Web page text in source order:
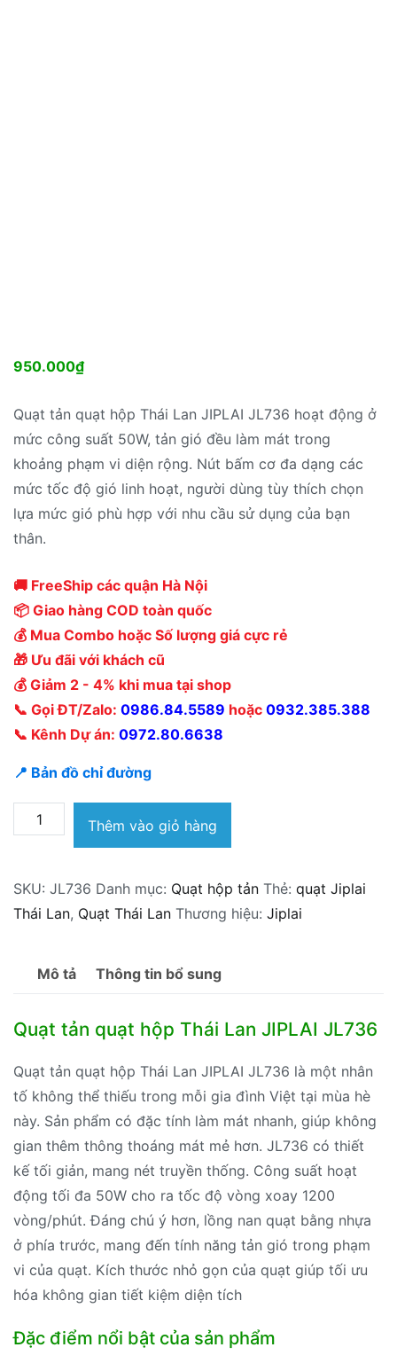
950.000₫
Quạt tản quạt hộp Thái Lan JIPLAI JL736 hoạt động ở
mức công suất 50W, tản gió đều làm mát trong
khoảng phạm vi diện rộng. Nút bấm cơ đa dạng các
mức tốc độ gió linh hoạt, người dùng tùy thích chọn
lựa mức gió phù hợp với nhu cầu sử dụng của bạn
thân.
🚚 FreeShip các quận Hà Nội
📦 Giao hàng COD toàn quốc
💰 Mua Combo hoặc Số lượng giá cực rẻ
🎁 Ưu đãi với khách cũ
💰 Giảm 2 - 4% khi mua tại shop
📞 Gọi ĐT/Zalo: 0986.84.5589 hoặc 0932.385.388
📞 Kênh Dự án: 0972.80.6638
📍 Bản đồ chỉ đường
Quạt
tản
hộp
Thái
JIPLAI
lượng
Thêm vào giỏ hàng
SKU: JL736 Danh mục: Quạt hộp tản Thẻ: quạt Jiplai
Thái Lan, Quạt Thái Lan Thương hiệu: Jiplai
Mô tả Thông tin bổ sung
Quạt tản quạt hộp Thái Lan JIPLAI JL736
Quạt tản quạt hộp Thái Lan JIPLAI JL736 là một nhân
tố không thể thiếu trong mỗi gia đình Việt tại mùa hè
này. Sản phẩm có đặc tính làm mát nhanh, giúp không
gian thêm thông thoáng mát mẻ hơn. JL736 có thiết
kế tối giản, mang nét truyền thống. Công suất hoạt
động tối đa 50W cho ra tốc độ vòng xoay 1200
vòng/phút. Đáng chú ý hơn, lồng nan quạt bằng nhựa
ở phía trước, mang đến tính năng tản gió trong phạm
vi của quạt. Kích thước nhỏ gọn của quạt giúp tối ưu
hóa không gian tiết kiệm diện tích
Đặc điểm nổi bật của sản phẩm